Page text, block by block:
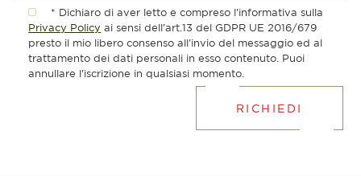
* Dichiaro di aver letto e compreso l'informativa sulla
Privacy Policy ai sensi dell'art.13 del GDPR UE 2016/679
presto il mio libero consenso all'invio del messaggio ed al
trattamento dei dati personali in esso contenuto. Puoi
annullare l'iscrizione in qualsiasi momento.
RICHIEDI